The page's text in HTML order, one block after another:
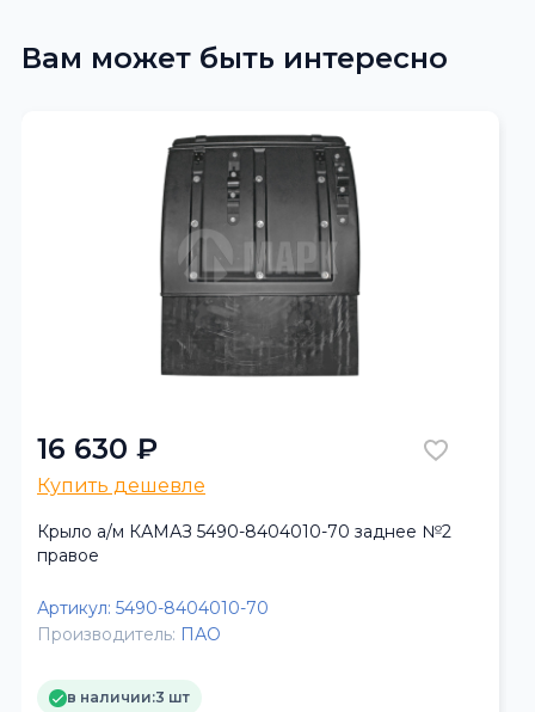
Вам может быть интересно
16 630 ₽
Купить дешевле
Крыло а/м КАМАЗ 5490-8404010-70 заднее №2
правое
Артикул: 5490-8404010-70
Производитель: ПАО
в наличии:3 шт